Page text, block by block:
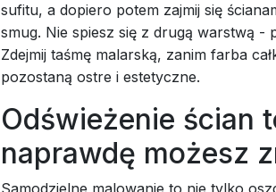
sufitu, a dopiero potem zajmij się
smug. Nie spiesz się z drugą warstwą
Zdejmij taśmę malarską, zanim farba
pozostaną ostre i estetyczne.
Odświeżenie ścian
naprawdę możesz